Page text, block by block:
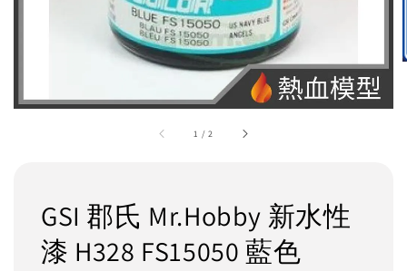
1 /2
GSI 郡氏 Mr.Hobby 新水性
漆 H328 FS15050 藍色